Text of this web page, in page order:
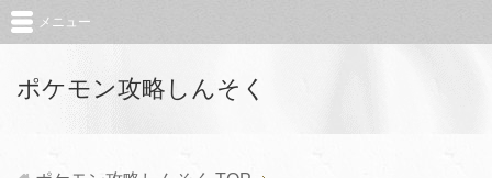
ポケモン攻略しんそく
メニュー